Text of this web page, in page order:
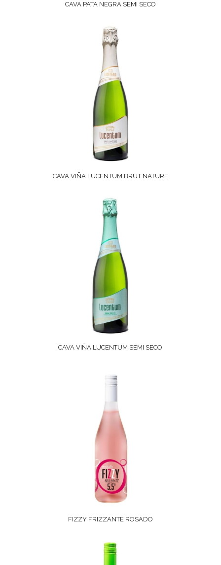
CAVA PATA NEGRA SEMI SECO
CAVA VIÑA LUCENTUM BRUT NATURE
CAVA VIÑA LUCENTUM SEMI SECO
FIZZY FRIZZANTE ROSADO